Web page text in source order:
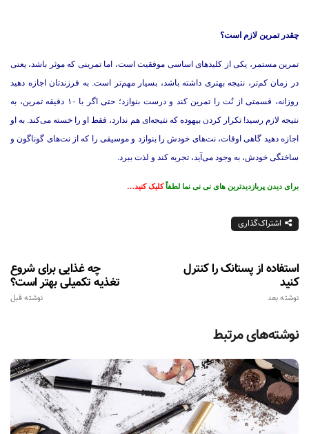
چقدر تمرین لازم است؟
تمرین مستمر، یکی از کلیدهای اساسی موفقیت است، اما تمرینی که موثر باشد، یعنی
در زمان کم‌تر، نتیجه بهتری داشته باشد، بسیار مهم‌تر است. به فرزندتان اجازه دهید
روزانه، قسمتی از نُت را تمرین کند و درست بنوازد؛ حتی اگر با ۱۰ دقیقه تمرین، به
نتیجه لازم رسید! تکرار کردن بیهوده که نتیجه‌ای هم ندارد، فقط او را خسته می‌کند. به او
اجازه دهید گاهی اوقات، نت‌های خودش را بنوازد و موسیقی را که از نت‌های گوناگون و
ساختگی خودش، به وجود می‌آید، تجربه کند و لذت ببرد.
برای دیدن پربازدیدترین های نی نی نما لطفاًکلیک کنید…
اشتراک‌گذاری
چه غذایی برای شروع
تغذیه تکمیلی بهتر است؟
نوشته قبل
استفاده از پستانک را کنترل
کنید
نوشته بعد
نوشته‌های مرتبط